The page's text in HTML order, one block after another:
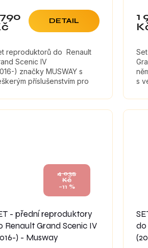
790
DETAIL
reproduktorů do Renault
Scenic IV
) značky MUSWAY s
příslušenstvím pro
maximálně zefektivní
1
s
4 035
Kč
–11 %
- přední reproduktory
Renault Grand Scenic IV
) - Musway
do